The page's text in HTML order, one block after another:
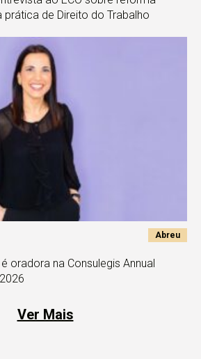
prática de Direito do Trabalho
Abreu
oradora na Consulegis Annual
Ver Mais